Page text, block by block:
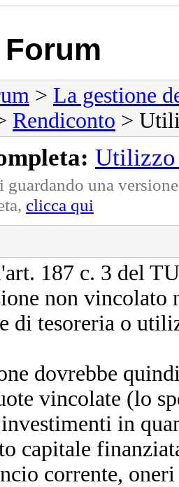
Forum
> La gestione
Rendiconto >
Utilizzo
guardando una
clicca qui
187 c. 3 del
non
di tesoreria o
dovrebbe
vincolate (lo
in
capitale
corrente,